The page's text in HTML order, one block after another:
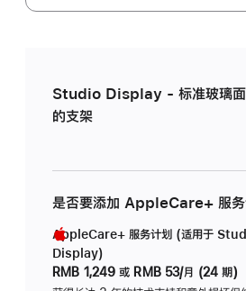
Studio Display - 标准玻璃面
的支架
是否要添加 AppleCare+ 服务
AppleCare+ 服务计划 (适用于
Display)
RMB 1,249 或 RMB 53/月 (24 期)